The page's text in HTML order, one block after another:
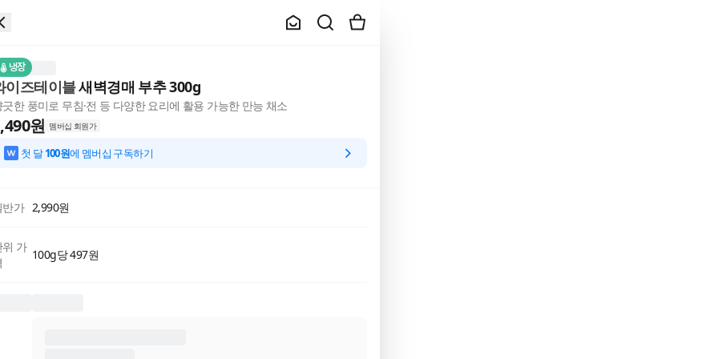
냉장
이즈테이블새벽경매 부추 300g
한 풍미로 무침·전 등 다양한 요리에 활용 가능한 만능 채소
원 멤버십 회원가
첫 달100원에 멤버십 구독하기
반가 2,990원
위 가
100g당 497원